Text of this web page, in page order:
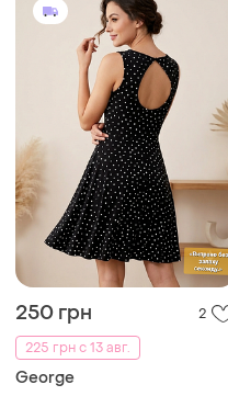
250 грн
2
225 грн с 13 авг.
George